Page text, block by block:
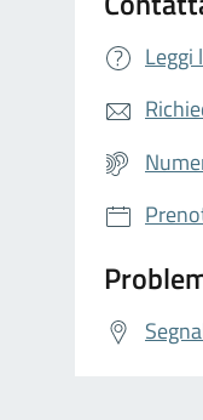
Leggi